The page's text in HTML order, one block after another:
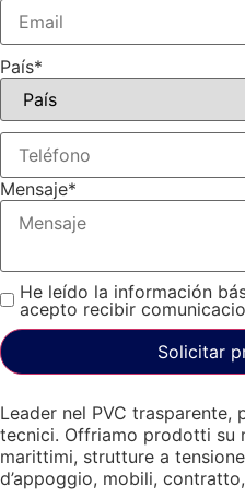
País*
Mensaje*
He leído la información
acepto recibir
Solicitar
Leader nel PVC trasparente,
tecnici. Offriamo prodotti su
marittimi, strutture a
d’appoggio, mobili,